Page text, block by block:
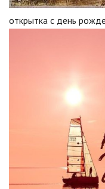
открытка с день